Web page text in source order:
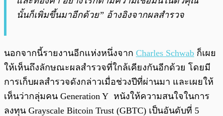
นั้นก็เพิ่มขึ้นมาอีกด้วย” อ้างอิงจากผลสำรวจ
นอกจากนี้รายงานอีกแห่งหนึ่งจาก Charles Schwab ก็เผย
ให้เห็นถึงลักษณะผลสำรวจที่ใกล้เคียงกันอีกด้วย โดยมี
การเก็บผลสำรวจดังกล่าวเมื่อช่วงปีที่ผ่านมา และเผยให้
เห็นว่ากลุ่มคน Generation Y หนังให้ความสนใจในการ
ลงทุน Grayscale Bitcoin Trust (GBTC) เป็นอันดับที่ 5